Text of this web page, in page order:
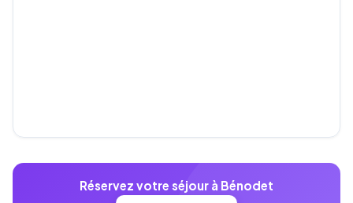
Réservez votre séjour à Bénodet